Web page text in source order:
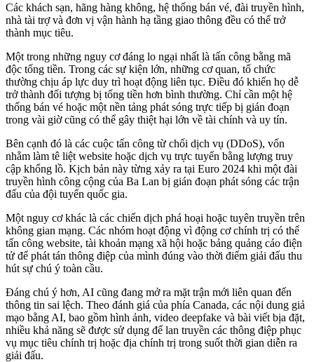
Các khách sạn, hãng hàng không, hệ thống bán vé, đài truyền hình,
nhà tài trợ và đơn vị vận hành hạ tầng giao thông đều có thể trở
thành mục tiêu.
Một trong những nguy cơ đáng lo ngại nhất là tấn công bằng mã
độc tống tiền. Trong các sự kiện lớn, những cơ quan, tổ chức
thường chịu áp lực duy trì hoạt động liên tục. Điều đó khiến họ dễ
trở thành đối tượng bị tống tiền hơn bình thường. Chỉ cần một hệ
thống bán vé hoặc một nền tảng phát sóng trực tiếp bị gián đoạn
trong vài giờ cũng có thể gây thiệt hại lớn về tài chính và uy tín.
Bên cạnh đó là các cuộc tấn công từ chối dịch vụ (DDoS), vốn
nhằm làm tê liệt website hoặc dịch vụ trực tuyến bằng lượng truy
cập khổng lồ. Kịch bản này từng xảy ra tại Euro 2024 khi một đài
truyền hình công cộng của Ba Lan bị gián đoạn phát sóng các trận
đấu của đội tuyển quốc gia.
Một nguy cơ khác là các chiến dịch phá hoại hoặc tuyên truyền trên
không gian mạng. Các nhóm hoạt động vì động cơ chính trị có thể
tấn công website, tài khoản mạng xã hội hoặc bảng quảng cáo điện
tử để phát tán thông điệp của mình đúng vào thời điểm giải đấu thu
hút sự chú ý toàn cầu.
Đáng chú ý hơn, AI cũng đang mở ra mặt trận mới liên quan đến
thông tin sai lệch. Theo đánh giá của phía Canada, các nội dung giả
mạo bằng AI, bao gồm hình ảnh, video deepfake và bài viết bịa đặt,
nhiều khả năng sẽ được sử dụng để lan truyền các thông điệp phục
vụ mục tiêu chính trị hoặc địa chính trị trong suốt thời gian diễn ra
giải đấu.